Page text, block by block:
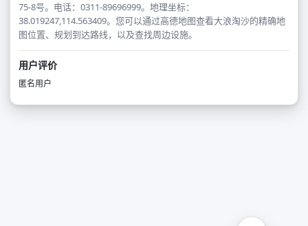
75-8号。电话：0311-89696999。地理坐标：
38.019247,114.563409。您可以通过高德地图查看大浪淘沙的精确地
图位置、规划到达路线，以及查找周边设施。
用户评价
匿名用户